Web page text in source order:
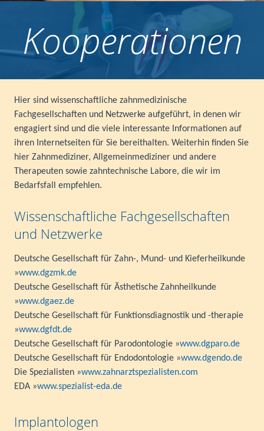
Kooperationen
Hier sind wissenschaftliche zahnmedizinische
Fachgesellschaften und Netzwerke aufgeführt, in denen wir
engagiert sind und die viele interessante Informationen auf
ihren Internetseiten für Sie bereithalten. Weiterhin finden Sie
hier Zahnmediziner, Allgemeinmediziner und andere
Therapeuten sowie zahntechnische Labore, die wir im
Bedarfsfall empfehlen.
Wissenschaftliche Fachgesellschaften
und Netzwerke
Deutsche Gesellschaft für Zahn-, Mund- und Kieferheilkunde
»www.dgzmk.de
Deutsche Gesellschaft für Ästhetische Zahnheilkunde
»www.dgaez.de
Deutsche Gesellschaft für Funktionsdiagnostik und -therapie
»www.dgfdt.de
Deutsche Gesellschaft für Parodontologie »www.dgparo.de
Deutsche Gesellschaft für Endodontologie »www.dgendo.de
Die Spezialisten »www.zahnarztspezialisten.com
EDA »www.spezialist-eda.de
Implantologen